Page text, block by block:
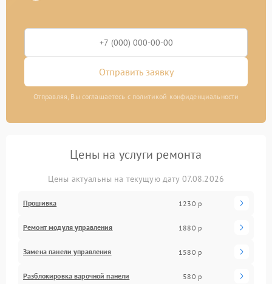
Отправить заявку
Отправляя, Вы соглашаетесь с политикой конфиденциальности
Цены на услуги ремонта
Цены актуальны на текущую дату 07.08.2026
Прошивка 1230 р
Ремонт модуля управления 1880 р
Замена панели управления 1580 р
Разблокировка варочной панели 580 р